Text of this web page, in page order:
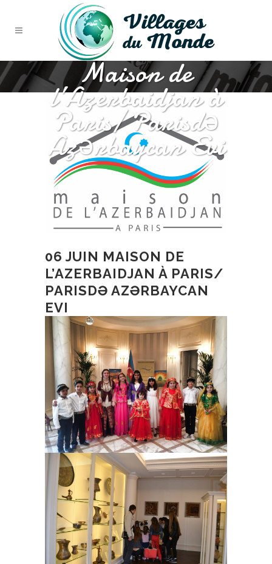
Maison de
l’Azerbaidjan à
Paris/ Parisdə
Azərbaycan Evi
06 JUIN MAISON DE
L’AZERBAIDJAN À PARIS/
PARISDƏ AZƏRBAYCAN
EVI